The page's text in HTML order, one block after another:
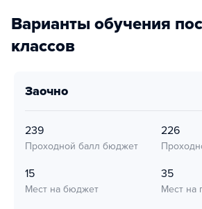
Варианты обучения
классов
заочно
239
Проходной балл бюджет
226
15
Мест на бюджет
35
Мест на